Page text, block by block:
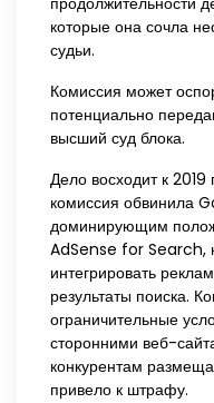
которые она сочла
судьи.
Комиссия может
потенциально
высший суд блока.
Дело восходит к 2019
комиссия обвинила
доминирующим
AdSense for Search,
интегрировать
результаты поиска.
ограничительные
сторонними веб-
конкурентам
привело к штрафу.